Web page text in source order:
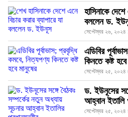
হাসিনাকে দেশে
বললেন ড.
সেপ্টেম্বর ২৬, ২০২৪
এডিবির
কিনতে কষ্ট
সেপ্টেম্বর ২৫,
ড. ইউনূসের
আহ্বান ইতালি
সেপ্টেম্বর ২৫,